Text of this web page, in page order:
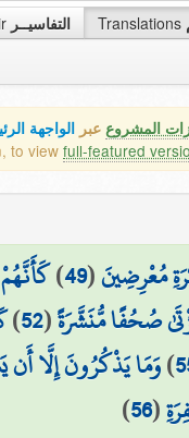
التفاسيــر Translations
المشروع عبر الواجهة
to view full-featured
مُعْرِضِينَ(
49
)
صُحُفًا مُّنَشَّرَةً(
52
)
)وَمَا يَذْكُرُونَ إِلَّا أَن
(
56
)